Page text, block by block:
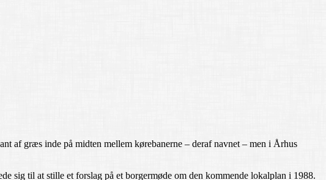
af græs inde på midten mellem kørebanerne – deraf navnet – men i Århus
sig til at stille et forslag på et borgermøde om den kommende lokalplan i 1988.